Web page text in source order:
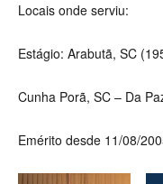
Locais onde serviu:
Estágio: Arabutã, SC
Cunha Porã, SC – Da
Emérito desde 11/08/